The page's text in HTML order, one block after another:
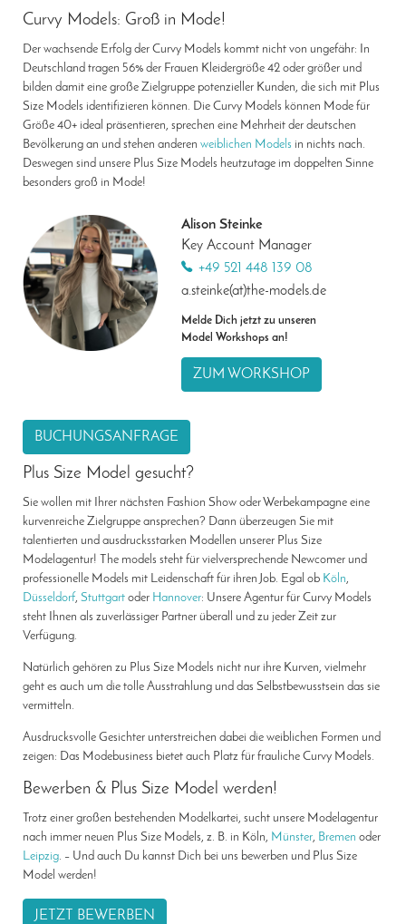
Curvy Models: Groß in Mode!
Der wachsende Erfolg der Curvy Models kommt nicht von ungefähr: In
Deutschland tragen 56% der Frauen Kleidergröße 42 oder größer und
bilden damit eine große Zielgruppe potenzieller Kunden, die sich mit Plus
Size Models identifizieren können. Die Curvy Models können Mode für
Größe 40+ ideal präsentieren, sprechen eine Mehrheit der deutschen
Bevölkerung an und stehen anderen weiblichen Models in nichts nach.
Deswegen sind unsere Plus Size Models heutzutage im doppelten Sinne
besonders groß in Mode!
Alison Steinke
Key Account Manager
+49 521 448 139 08
a.steinke(at)the-models.de
Melde Dich jetzt zu unseren
Model Workshops an!
ZUM WORKSHOP
BUCHUNGSANFRAGE
Plus Size Model gesucht?
Sie wollen mit Ihrer nächsten Fashion Show oder Werbekampagne eine
kurvenreiche Zielgruppe ansprechen? Dann überzeugen Sie mit
talentierten und ausdrucksstarken Modellen unserer Plus Size
Modelagentur! The models steht für vielversprechende Newcomer und
professionelle Models mit Leidenschaft für ihren Job. Egal ob Köln,
Düsseldorf, Stuttgart oder Hannover: Unsere Agentur für Curvy Models
steht Ihnen als zuverlässiger Partner überall und zu jeder Zeit zur
Verfügung.
Natürlich gehören zu Plus Size Models nicht nur ihre Kurven, vielmehr
geht es auch um die tolle Ausstrahlung und das Selbstbewusstsein das sie
vermitteln.
Ausdrucksvolle Gesichter unterstreichen dabei die weiblichen Formen und
zeigen: Das Modebusiness bietet auch Platz für frauliche Curvy Models.
Bewerben & Plus Size Model werden!
Trotz einer großen bestehenden Modelkartei, sucht unsere Modelagentur
nach immer neuen Plus Size Models, z. B. in Köln, Münster, Bremen oder
Leipzig. – Und auch Du kannst Dich bei uns bewerben und Plus Size
Model werden!
JETZT BEWERBEN